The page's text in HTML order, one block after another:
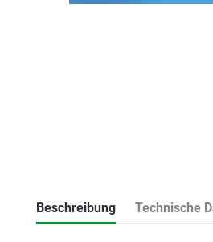
Beschreibung Technische